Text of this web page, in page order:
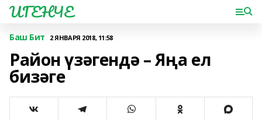
ИГЕНЧЕ
Баш Бит 2 ЯНВАРЯ 2018, 11:58
Район үзәгендә – Яңа ел
бизәге